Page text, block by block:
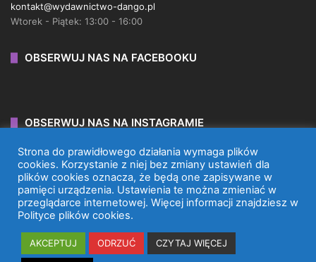
kontakt@wydawnictwo-dango.pl
Wtorek - Piątek: 13:00 - 16:00
OBSERWUJ NAS NA FACEBOOKU
OBSERWUJ NAS NA INSTAGRAMIE
WYDAWNICTWO DANGO 2026 © WSZYSTKIE PRAWA
ZASTRZEŻONE.
Strona do prawidłowego działania wymaga plików
cookies. Korzystanie z niej bez zmiany ustawień dla
plików cookies oznacza, że będą one zapisywane w
pamięci urządzenia. Ustawienia te można zmieniać w
przeglądarce internetowej. Więcej informacji znajdziesz w
Polityce plików cookies.
AKCEPTUJ ODRZUĆ CZYTAJ WIĘCEJ